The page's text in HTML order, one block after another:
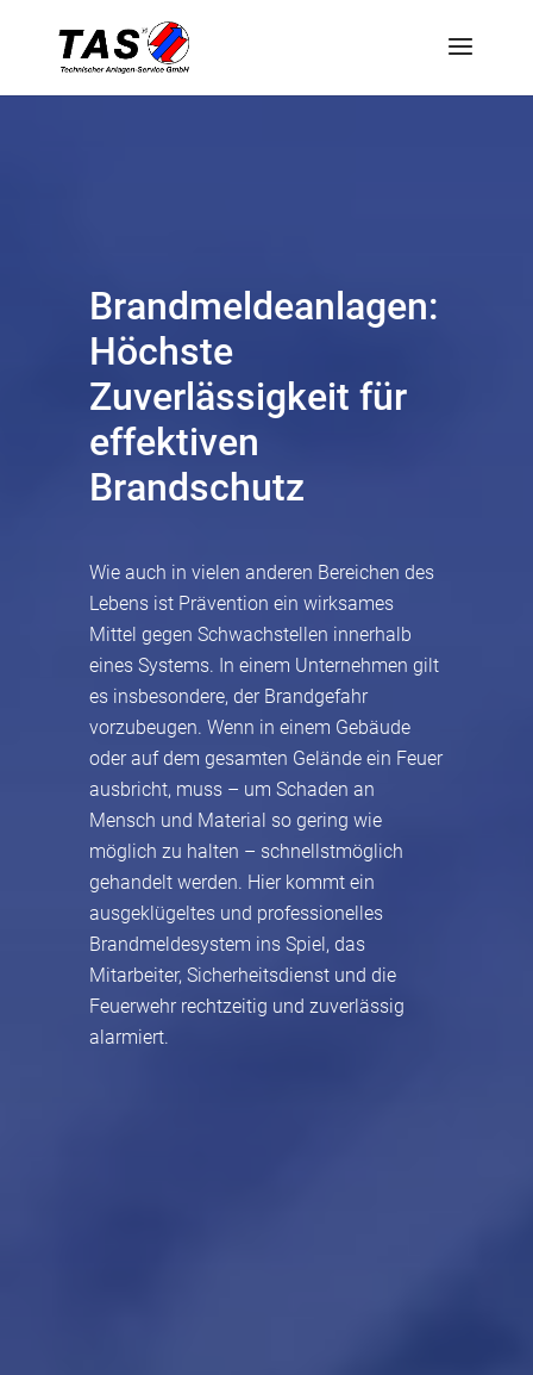
Brandmeldeanlagen:
Höchste
Zuverlässigkeit für
effektiven
Brandschutz
Wie auch in vielen anderen Bereichen des
Lebens ist Prävention ein wirksames
Mittel gegen Schwachstellen innerhalb
eines Systems. In einem Unternehmen gilt
es insbesondere, der Brandgefahr
vorzubeugen. Wenn in einem Gebäude
oder auf dem gesamten Gelände ein Feuer
ausbricht, muss – um Schaden an
Mensch und Material so gering wie
möglich zu halten – schnellstmöglich
gehandelt werden. Hier kommt ein
ausgeklügeltes und professionelles
Brandmeldesystem ins Spiel, das
Mitarbeiter, Sicherheitsdienst und die
Feuerwehr rechtzeitig und zuverlässig
alarmiert.